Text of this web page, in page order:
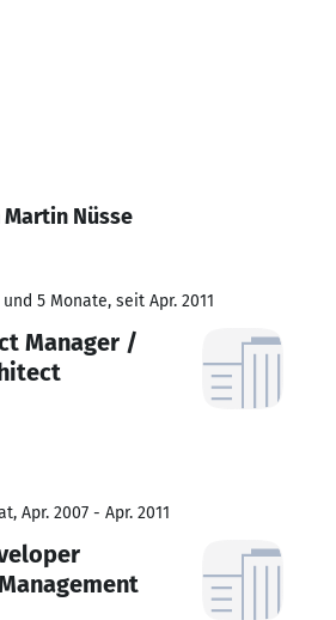
Nüsse
und 5 Monate, seit Apr. 2011
Manager /
Apr. 2007 - Apr. 2011